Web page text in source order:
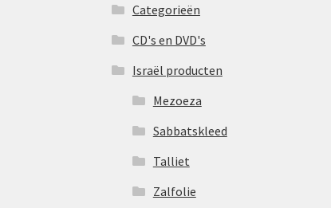
Categorieën
CD's en DVD's
Israël producten
Mezoeza
Sabbatskleed
Talliet
Zalfolie